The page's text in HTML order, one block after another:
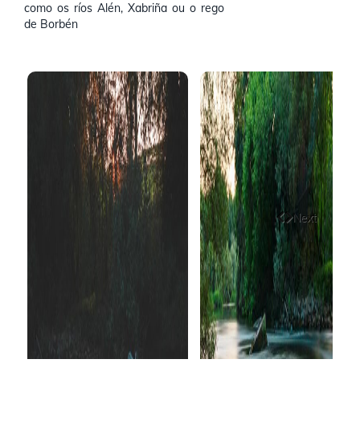
como os ríos Alén, Xabriña ou o rego
de Borbén
Previous
Next